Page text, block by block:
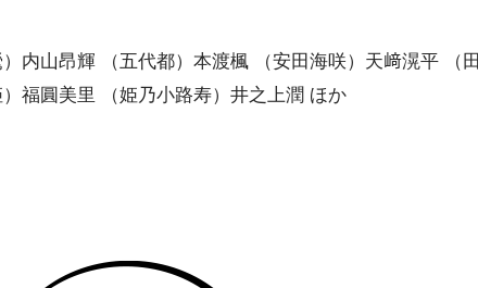
内山昂輝 （五代都）本渡楓 （安田海咲）天﨑滉平 （田
福圓美里 （姫乃小路寿）井之上潤 ほか